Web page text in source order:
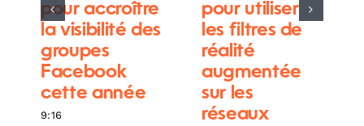
pour accroître
la visibilité des
groupes
Facebook
cette année
9:16
pour utiliser
les filtres de
réalité
augmentée
sur les
réseaux